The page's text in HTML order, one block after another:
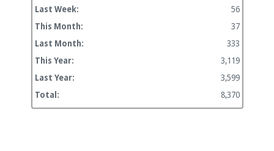
Last Week:
56
This Month:
37
Last Month:
333
This Year:
3,119
Last Year:
3,599
Total:
8,370